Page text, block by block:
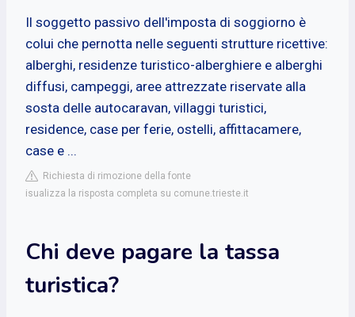
Il soggetto passivo dell'imposta di soggiorno è
colui che pernotta nelle seguenti strutture ricettive:
alberghi, residenze turistico-alberghiere e alberghi
diffusi, campeggi, aree attrezzate riservate alla
sosta delle autocaravan, villaggi turistici,
residence, case per ferie, ostelli, affittacamere,
case e ...
Richiesta di rimozione della fonte
isualizza la risposta completa su comune.trieste.it
Chi deve pagare la tassa
turistica?